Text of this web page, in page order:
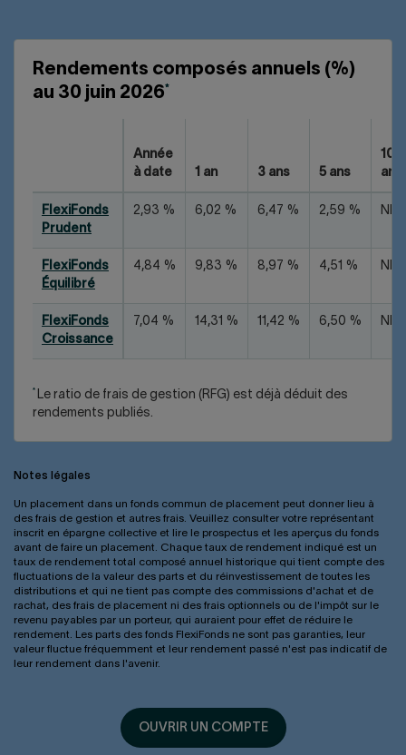
Rendements composés annuels (%)
au 30 juin 2026*
Année
à date
1 an 3 ans 5 ans
10
ans
FlexiFonds
Prudent
2,93 % 6,02 % 6,47 % 2,59 % ND
FlexiFonds
Équilibré
4,84 % 9,83 % 8,97 % 4,51 % ND
FlexiFonds
Croissance
7,04 % 14,31 % 11,42 % 6,50 % ND
* Le ratio de frais de gestion (RFG) est déjà déduit des
rendements publiés.
Notes légales
Un placement dans un fonds commun de placement peut donner lieu à
des frais de gestion et autres frais. Veuillez consulter votre représentant
inscrit en épargne collective et lire le prospectus et les aperçus du fonds
avant de faire un placement. Chaque taux de rendement indiqué est un
taux de rendement total composé annuel historique qui tient compte des
fluctuations de la valeur des parts et du réinvestissement de toutes les
distributions et qui ne tient pas compte des commissions d'achat et de
rachat, des frais de placement ni des frais optionnels ou de l'impôt sur le
revenu payables par un porteur, qui auraient pour effet de réduire le
rendement. Les parts des fonds FlexiFonds ne sont pas garanties, leur
valeur fluctue fréquemment et leur rendement passé n'est pas indicatif de
leur rendement dans l'avenir.
OUVRIR UN COMPTE